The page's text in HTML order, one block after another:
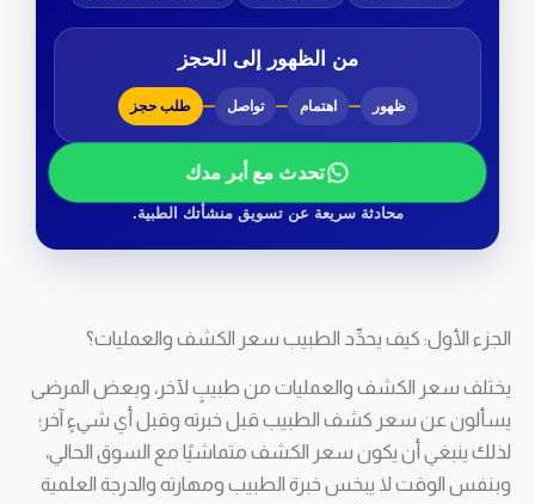
من الظهور إلى الحجز
ظهور اهتمام تواصل طلب حجز
تحدث مع أبر مدك
محادثة سريعة عن تسويق منشأتك الطبية.
الجزء الأول: كيف يحدِّد الطبيب سعر الكشف والعمليات؟
يختلف سعر الكشف والعمليات من طبيبٍ لآخر، وبعض المرضى
يسألون عن سعر كشف الطبيب قبل خبرته وقبل أي شيءٍ آخر؛
لذلك ينبغي أن يكون سعر الكشف متماشيًا مع السوق الحالي،
وبنفس الوقت لا يبخس خبرة الطبيب ومهارته والدرجة العلمية